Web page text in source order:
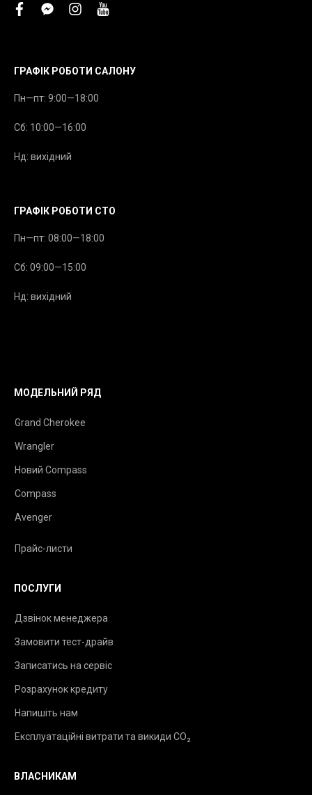
facebookfacebook-
instagram
youtube
ГРАФІК РОБОТИ САЛОНУ
Пн—пт: 9:00—18:00
Сб: 10:00—16:00
Нд: вихідний
ГРАФІК РОБОТИ СТО
Пн—пт: 08:00—18:00
Сб: 09:00—15:00
Нд: вихідний
МОДЕЛЬНИЙ РЯД
Grand Cherokee
Wrangler
Новий Compass
Compass
Avenger
Прайс-листи
ПОСЛУГИ
Дзвінок менеджера
Замовити тест-драйв
Записатись на сервіс
Розрахунок кредиту
Напишіть нам
Експлуатаційні витрати та викиди CO₂
ВЛАСНИКАМ